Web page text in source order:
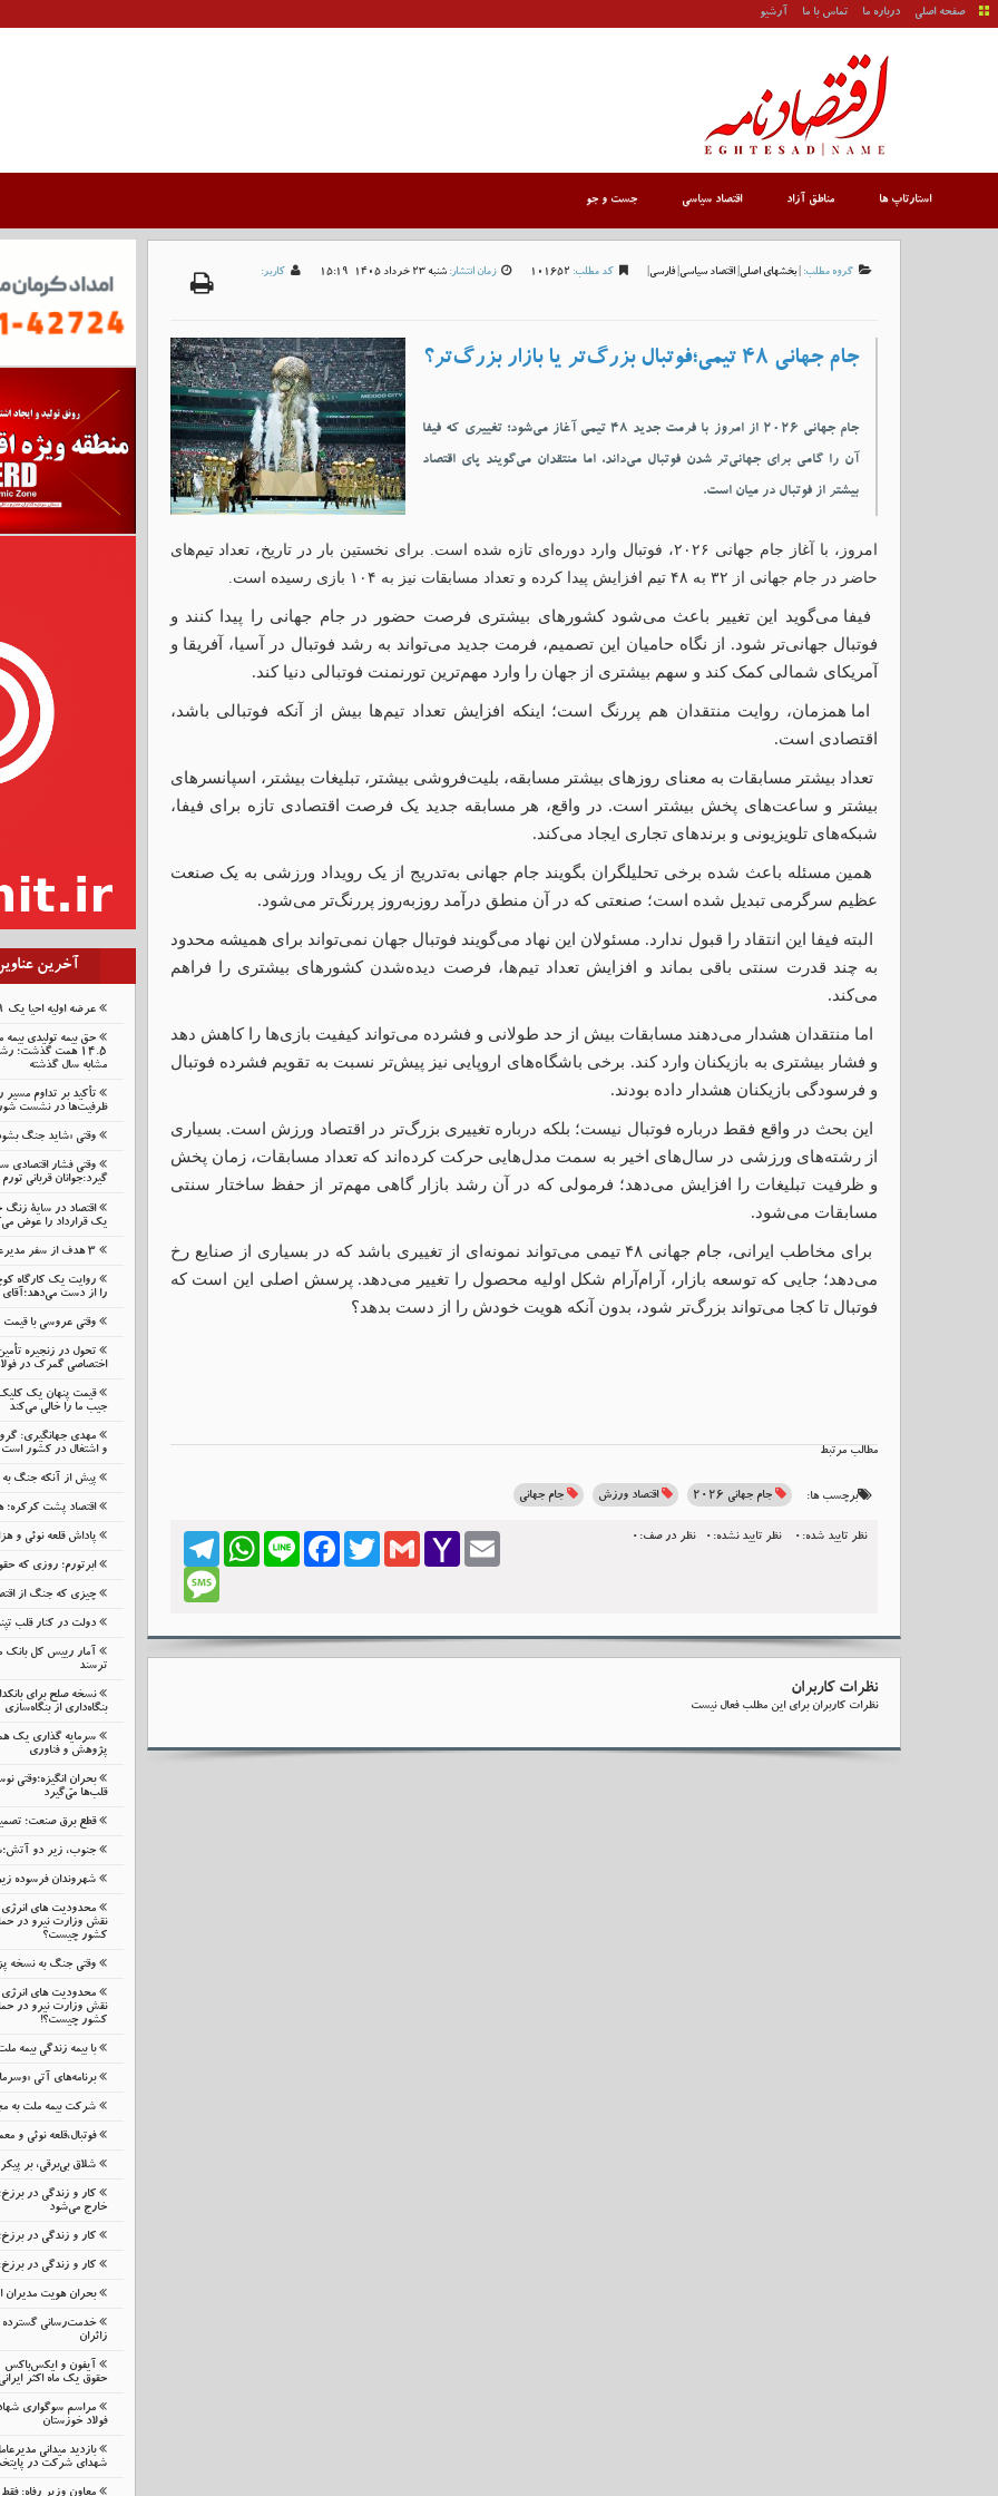
صفحه اصلی درباره ما تماس با ما آرشیو
اقتصاد سیاسی مناطق آزاد استارتاپ ها جست و جو
گروه مطلب: |بخشهای اصلی اقتصاد سیاسی فارسی کد مطلب: 101652 زمان انتشار: شنبه 23 خرداد 1405-15:19 کاربر:
جام جهانی ۴۸ تیمی؛فوتبال بزرگ‌تر یا بازار بزرگ‌تر؟
جام جهانی ۲۰۲۶ از امروز با فرمت جدید ۴۸ تیمی آغاز می‌شود؛ تغییری که فیفا
آن را گامی برای جهانی‌تر شدن فوتبال می‌داند، اما منتقدان می‌گویند پای اقتصاد
بیشتر از فوتبال در میان است.
امروز، با آغاز جام جهانی ۲۰۲۶، فوتبال وارد دوره‌ای تازه شده است. برای نخستین بار در تاریخ، تعداد تیم‌های
حاضر در جام جهانی از ۳۲ به ۴۸ تیم افزایش پیدا کرده و تعداد مسابقات نیز به ۱۰۴ بازی رسیده است.
فیفا می‌گوید این تغییر باعث می‌شود کشورهای بیشتری فرصت حضور در جام جهانی را پیدا کنند و
فوتبال جهانی‌تر شود. از نگاه حامیان این تصمیم، فرمت جدید می‌تواند به رشد فوتبال در آسیا، آفریقا و
آمریکای شمالی کمک کند و سهم بیشتری از جهان را وارد مهم‌ترین تورنمنت فوتبالی دنیا کند.
اما همزمان، روایت منتقدان هم پررنگ است؛ اینکه افزایش تعداد تیم‌ها بیش از آنکه فوتبالی باشد،
اقتصادی است.
تعداد بیشتر مسابقات به معنای روزهای بیشتر مسابقه، بلیت‌فروشی بیشتر، تبلیغات بیشتر، اسپانسرهای
بیشتر و ساعت‌های پخش بیشتر است. در واقع، هر مسابقه جدید یک فرصت اقتصادی تازه برای فیفا،
شبکه‌های تلویزیونی و برندهای تجاری ایجاد می‌کند.
همین مسئله باعث شده برخی تحلیلگران بگویند جام جهانی به‌تدریج از یک رویداد ورزشی به یک صنعت
عظیم سرگرمی تبدیل شده است؛ صنعتی که در آن منطق درآمد روزبه‌روز پررنگ‌تر می‌شود.
البته فیفا این انتقاد را قبول ندارد. مسئولان این نهاد می‌گویند فوتبال جهان نمی‌تواند برای همیشه محدود
به چند قدرت سنتی باقی بماند و افزایش تعداد تیم‌ها، فرصت دیده‌شدن کشورهای بیشتری را فراهم
می‌کند.
اما منتقدان هشدار می‌دهند مسابقات بیش از حد طولانی و فشرده می‌تواند کیفیت بازی‌ها را کاهش دهد
و فشار بیشتری به بازیکنان وارد کند. برخی باشگاه‌های اروپایی نیز پیش‌تر نسبت به تقویم فشرده فوتبال
و فرسودگی بازیکنان هشدار داده بودند.
این بحث در واقع فقط درباره فوتبال نیست؛ بلکه درباره تغییری بزرگ‌تر در اقتصاد ورزش است. بسیاری
از رشته‌های ورزشی در سال‌های اخیر به سمت مدل‌هایی حرکت کرده‌اند که تعداد مسابقات، زمان پخش
و ظرفیت تبلیغات را افزایش می‌دهد؛ فرمولی که در آن رشد بازار گاهی مهم‌تر از حفظ ساختار سنتی
مسابقات می‌شود.
برای مخاطب ایرانی، جام جهانی ۴۸ تیمی می‌تواند نمونه‌ای از تغییری باشد که در بسیاری از صنایع رخ
می‌دهد؛ جایی که توسعه بازار، آرام‌آرام شکل اولیه محصول را تغییر می‌دهد. پرسش اصلی این است که
فوتبال تا کجا می‌تواند بزرگ‌تر شود، بدون آنکه هویت خودش را از دست بدهد؟
مطالب مرتبط
برچسب ها: جام جهانی 2026 اقتصاد ورزش جام جهانی
نظر تایید شده:0 نظر تایید نشده:0 نظر در صف:0 TelegramWhatsApp LineFacebook Twitter Gmail
Yahoo
Email
Message
نظرات کاربران
نظرات کاربران برای این مطلب فعال نیست
آخرین
عرضه اولیه احیا یک ۱۹ مرداد در فرابورس
حق بیمه تولیدی
مشابه سال گذشته
تأکید بر تداوم
ظرفیت‌ها در نشست
وقتی «شاید جنگ
وقتی فشار
گیرد:جوانان قربانی
اقتصاد در سایهٔ
یک قرارداد را عوض
۳ هدف از سفر مدیرعامل بانک گردشگری به زنجان
روایت یک کارگاه
را از دست
وقتی عروسی با
تحول در زنجیره
اختصاصی گمرک در
قیمت پنهان یک کلیک
جیب ما را خالی می‌کند
مهدی جهانگیری:
و اشتغال در کشور است
پیش از آنکه جنگ به
اقتصاد پشت کرکره؛
پاداش قلعه نوئی و
ابرتورم؛ روزی که
چیزی که جنگ از
دولت در کنار قلب
آمار رییس کل بانک
ترسند
نسخه صلح برای
بنگاه‌داری از بنگاه‌سازی
سرمایه گذاری یک
پژوهش و فناوری
بحرانِ انگیزه؛وقتی
قلب‌ها می‌گیرد
قطع برق صنعت؛
جنوب، زیر دو
شهروندان فرسوده زیر
محدودیت های انرژی
نقش وزارت نیرو در
کشور چیست؟
وقتی جنگ به
محدودیت های انرژی
نقش وزارت نیرو در
کشور چیست؟!
با بیمه زندگی بیمه
برنامه‌های آتی
شرکت بیمه ملت به
فوتبال،قلعه نوئی و
شلاق‌ بی‌برقی، بر
کار و زندگی در
خارج می‌شود
کار و زندگی در
کار و زندگی در
بحران هویت
خدمت‌رسانی گسترده
زائران
حقوق یک ماه اکثر
مراسم سوگواری
فولاد خوزستان
بازدید میدانی
شهدای شرکت در